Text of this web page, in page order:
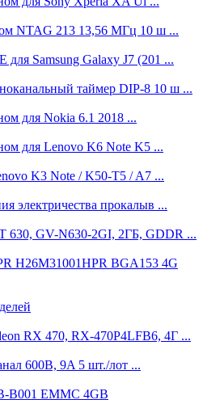
NTAG 213 13,56 МГц 10 ш ...
Samsung Galaxy J7 (201 ...
таймер DIP-8 10 ш ...
для Nokia 6.1 2018 ...
для Lenovo K6 Note K5 ...
K3 Note / K50-T5 / A7 ...
электричества прокалыв ...
630, GV-N630-2GI, 2ГБ, GDDR ...
H26M31001HPR BGA153 4G
RX 470, RX-470P4LFB6, 4Г ...
600В, 9A 5 шт./лот ...
B001 EMMC 4GB